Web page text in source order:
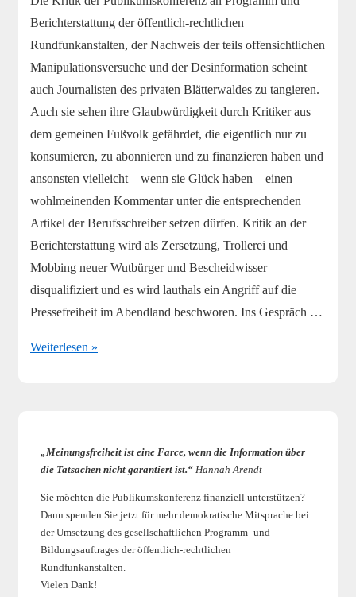
Berichterstattung der öffentlich-rechtlichen
Rundfunkanstalten, der Nachweis der teils offensichtlichen
Manipulationsversuche und der Desinformation scheint
auch Journalisten des privaten Blätterwaldes zu tangieren.
Auch sie sehen ihre Glaubwürdigkeit durch Kritiker aus
dem gemeinen Fußvolk gefährdet, die eigentlich nur zu
konsumieren, zu abonnieren und zu finanzieren haben und
ansonsten vielleicht – wenn sie Glück haben – einen
wohlmeinenden Kommentar unter die entsprechenden
Artikel der Berufsschreiber setzen dürfen. Kritik an der
Berichterstattung wird als Zersetzung, Trollerei und
Mobbing neuer Wutbürger und Bescheidwisser
disqualifiziert und es wird lauthals ein Angriff auf die
Pressefreiheit im Abendland beschworen. Ins Gespräch …
Publikumskonferenz
Weiterlesen »
„Meinungsfreiheit ist eine Farce, wenn die Information über
die Tatsachen nicht garantiert ist.“ Hannah Arendt
Sie möchten die Publikumskonferenz finanziell unterstützen?
Dann spenden Sie jetzt für mehr demokratische Mitsprache bei
der Umsetzung des gesellschaftlichen Programm- und
Bildungsauftrages der öffentlich-rechtlichen
Rundfunkanstalten.
Vielen Dank!